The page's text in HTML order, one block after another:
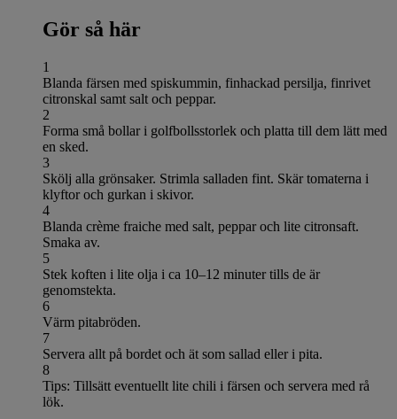
Gör så här
1
Blanda färsen med spiskummin, finhackad persilja, finrivet
citronskal samt salt och peppar.
2
Forma små bollar i golfbollsstorlek och platta till dem lätt med
en sked.
3
Skölj alla grönsaker. Strimla salladen fint. Skär tomaterna i
klyftor och gurkan i skivor.
4
Blanda crème fraiche med salt, peppar och lite citronsaft.
Smaka av.
5
Stek koften i lite olja i ca 10–12 minuter tills de är
genomstekta.
6
Värm pitabröden.
7
Servera allt på bordet och ät som sallad eller i pita.
8
Tips: Tillsätt eventuellt lite chili i färsen och servera med rå
lök.